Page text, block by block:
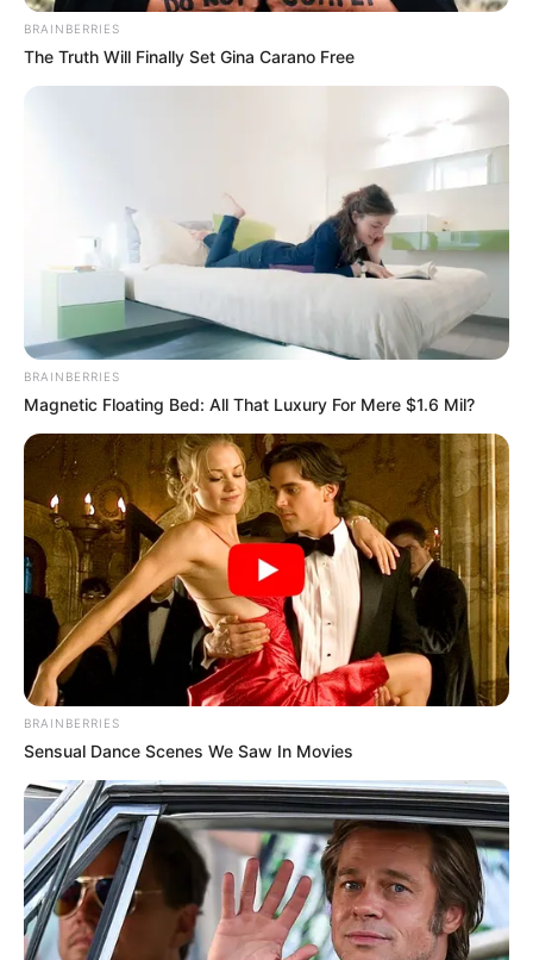
DEL H0SP!T4L
CON SU BEBÉ
BRAINBERRIES
The Truth Will Finally Set Gina Carano Free
BRAINBERRIES
Magnetic Floating Bed: All That Luxury For Mere $1.6 Mil?
BRAINBERRIES
Sensual Dance Scenes We Saw In Movies